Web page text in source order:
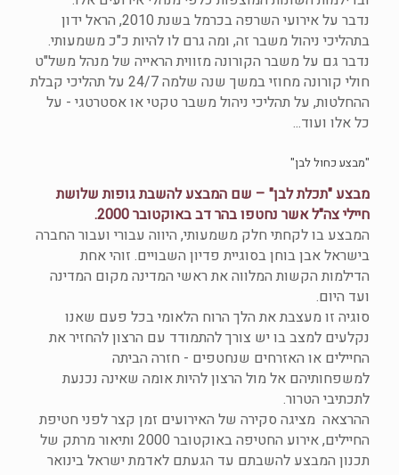
נדבר על אירועי השרפה בכרמל בשנת 2010, הראל ידון
בתהליכי ניהול משבר זה, ומה גרם לו להיות כ"כ משמעותי.
נדבר גם על משבר הקורונה מזווית הראייה של מנהל משל"ט
חולי קורונה מחוזי במשך שנה שלמה 24/7 על תהליכי קבלת
ההחלטות, על תהליכי ניהול משבר טקטי או אסטרטגי - על
כל אלו ועוד...
"מבצע כחול לבן"
מבצע "תכלת לבן" – שם המבצע להשבת גופות שלושת
חיילי צה"ל אשר נחטפו בהר דב באוקטובר 2000.
המבצע בו לקחתי חלק משמעותי, היווה עבורי ועבור החברה
בישראל אבן בוחן בסוגיית פדיון השבויים. זוהי אחת
הדילמות הקשות המלווה את ראשי המדינה מקום המדינה
ועד היום.
סוגיה זו מעצבת את הלך הרוח הלאומי בכל פעם שאנו
נקלעים למצב בו יש צורך להתמודד עם הרצון להחזיר את
החיילים או האזרחים שנחטפים - חזרה הביתה
למשפחותיהם אל מול הרצון להיות אומה שאינה נכנעת
לתכתיבי הטרור.
ההרצאה מציגה סקירה של האירועים זמן קצר לפני חטיפת
החיילים, אירוע החטיפה באוקטובר 2000 ותיאור מרתק של
תכנון המבצע להשבתם עד הגעתם לאדמת ישראל בינואר